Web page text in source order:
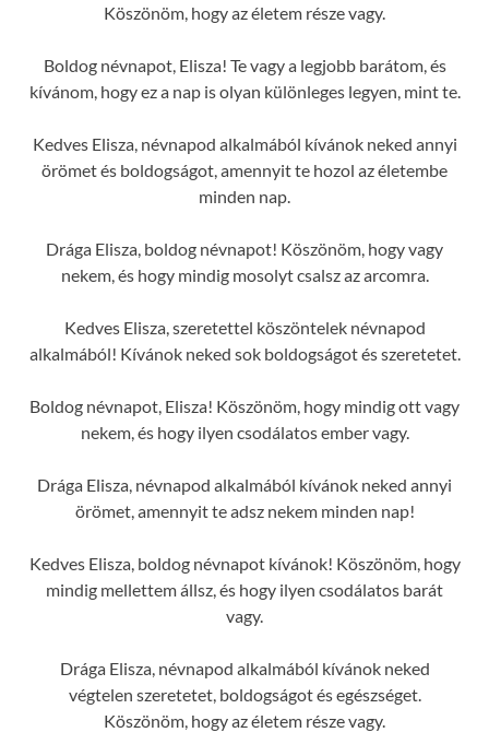
Köszönöm, hogy az életem része vagy.
Boldog névnapot, Elisza! Te vagy a legjobb barátom, és
kívánom, hogy ez a nap is olyan különleges legyen, mint te.
Kedves Elisza, névnapod alkalmából kívánok neked annyi
örömet és boldogságot, amennyit te hozol az életembe
minden nap.
Drága Elisza, boldog névnapot! Köszönöm, hogy vagy
nekem, és hogy mindig mosolyt csalsz az arcomra.
Kedves Elisza, szeretettel köszöntelek névnapod
alkalmából! Kívánok neked sok boldogságot és szeretetet.
Boldog névnapot, Elisza! Köszönöm, hogy mindig ott vagy
nekem, és hogy ilyen csodálatos ember vagy.
Drága Elisza, névnapod alkalmából kívánok neked annyi
örömet, amennyit te adsz nekem minden nap!
Kedves Elisza, boldog névnapot kívánok! Köszönöm, hogy
mindig mellettem állsz, és hogy ilyen csodálatos barát
vagy.
Drága Elisza, névnapod alkalmából kívánok neked
végtelen szeretetet, boldogságot és egészséget.
Köszönöm, hogy az életem része vagy.